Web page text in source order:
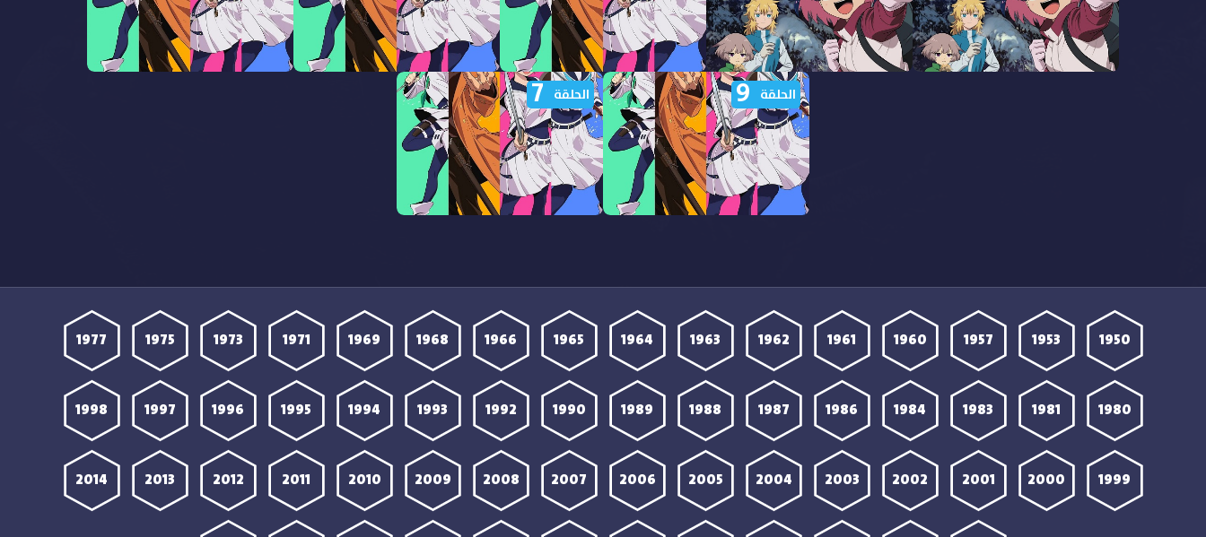
مشاهدة انمي Yuusha no Kuzu
مشاهدة انمي Yuusha no Kuzu
الحلقة 12 مترجمة
مشاهدة انمي Yuusha no Kuzu
الحلقة 11 مترجمة
الحلقة 9 الحلقة 7
1950
1953
1957
1960
1961
1962
1963
1964
1965
1966
1968
1969
1971
1973
1975
1977
1980
1981
1983
1984
1986
1987
1988
1989
1990
1992
1993
1994
1995
1996
1997
1998
1999
2000
2001
2002
2003
2004
2005
2006
2007
2008
2009
2010
2011
2012
2013
2014